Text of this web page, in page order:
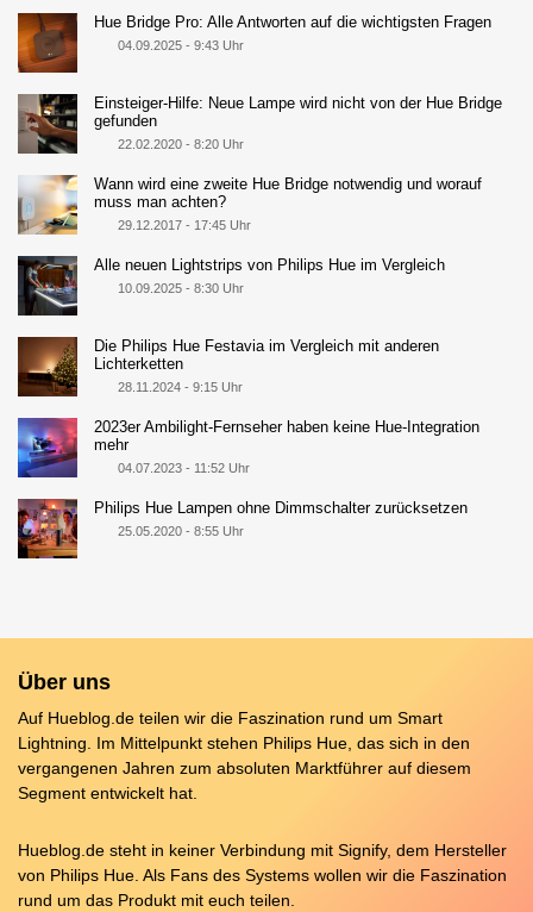
Hue Bridge Pro: Alle Antworten auf die wichtigsten Fragen
04.09.2025 - 9:43 Uhr
Einsteiger-Hilfe: Neue Lampe wird nicht von der Hue Bridge
gefunden
22.02.2020 - 8:20 Uhr
Wann wird eine zweite Hue Bridge notwendig und worauf
muss man achten?
29.12.2017 - 17:45 Uhr
Alle neuen Lightstrips von Philips Hue im Vergleich
10.09.2025 - 8:30 Uhr
Die Philips Hue Festavia im Vergleich mit anderen
Lichterketten
28.11.2024 - 9:15 Uhr
2023er Ambilight-Fernseher haben keine Hue-Integration
mehr
04.07.2023 - 11:52 Uhr
Philips Hue Lampen ohne Dimmschalter zurücksetzen
25.05.2020 - 8:55 Uhr
Über uns
Auf Hueblog.de teilen wir die Faszination rund um Smart
Lightning. Im Mittelpunkt stehen Philips Hue, das sich in den
vergangenen Jahren zum absoluten Marktführer auf diesem
Segment entwickelt hat.
Hueblog.de steht in keiner Verbindung mit Signify, dem Hersteller
von Philips Hue. Als Fans des Systems wollen wir die Faszination
rund um das Produkt mit euch teilen.